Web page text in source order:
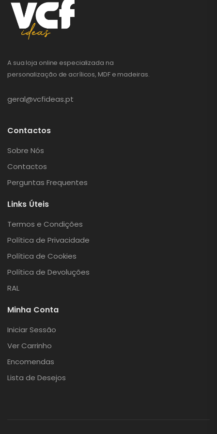
A sua loja online especializada na
personalização de acrílicos, MDF e madeiras.
geral@vcfideas.pt
Contactos
Sobre Nós
Contactos
Perguntas Frequentes
Links Úteis
Termos e Condições
Política de Privacidade
Política de Cookies
Política de Devoluções
RAL
Minha Conta
Iniciar Sessão
Ver Carrinho
Encomendas
Lista de Desejos